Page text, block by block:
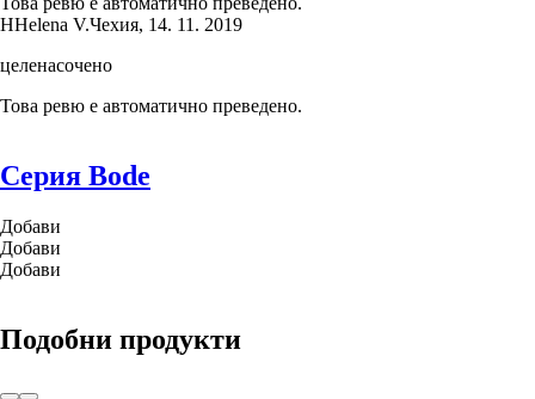
HHelena V.Чехия, 14. 11. 2019
целенасочено
Това ревю е автоматично преведено.
Серия Bode
Добави
Добави
Добави
Подобни продукти